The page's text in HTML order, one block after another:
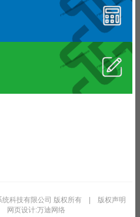
统科技有限公司 版权所有 |
版权声明
网页设计:万迪网络